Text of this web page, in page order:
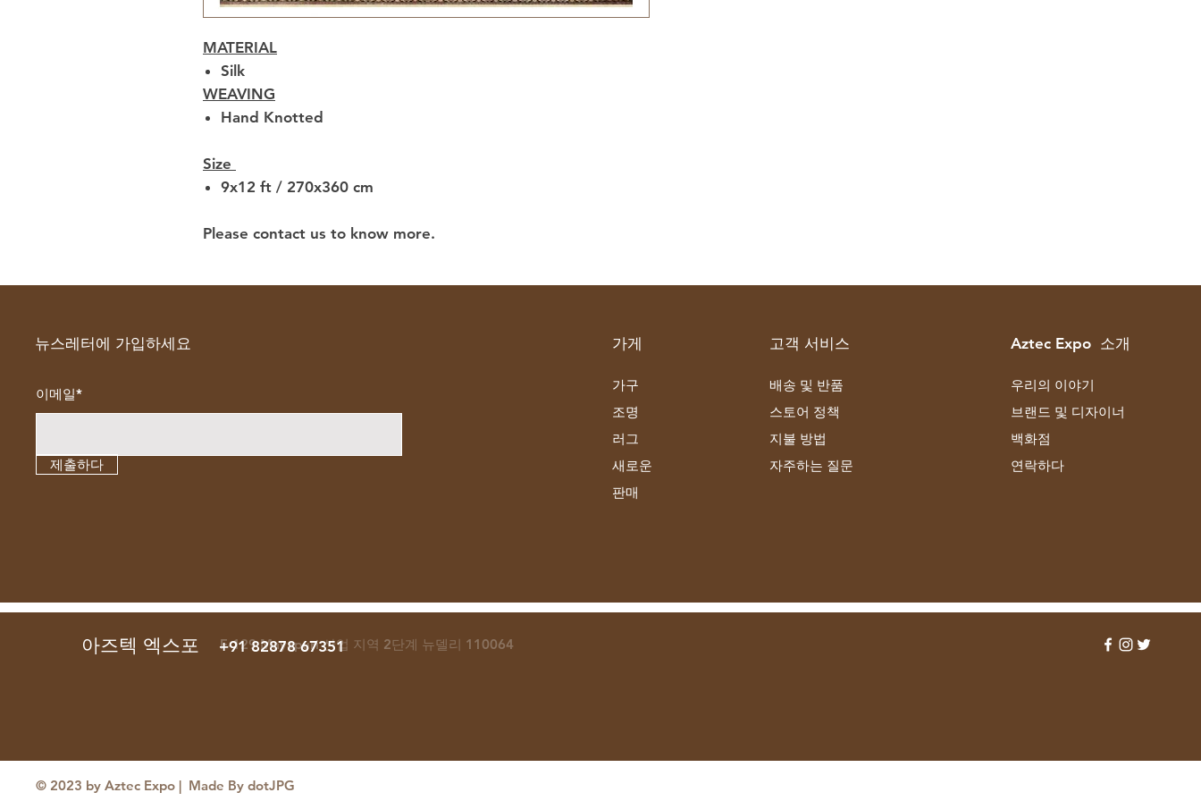
MATERIAL
Silk
WEAVING
Hand Knotted
Size
9x12 ft / 270x360 cm
Please contact us to know more.
뉴스레터에 가입하세요
이메일*
제출하다
가게
가구
조명
러그
새로운
판매
고객 서비스
배송 및 반품
스토어 정책
지불 방법
자주하는 질문
Aztec Expo 소개
우리의 이야기
브랜드 및 디자이너
백화점
연락하다
아즈텍 엑스포 F-129 Mayapuri 산업 지역 2단계 뉴델리 110064
+91 82878 67351
© 2023 by Aztec Expo | Made By dotJPG